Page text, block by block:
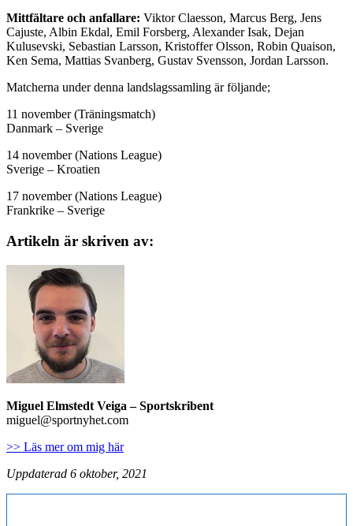
Mittfältare och anfallare: Viktor Claesson, Marcus Berg, Jens
Cajuste, Albin Ekdal, Emil Forsberg, Alexander Isak, Dejan
Kulusevski, Sebastian Larsson, Kristoffer Olsson, Robin Quaison,
Ken Sema, Mattias Svanberg, Gustav Svensson, Jordan Larsson.
Matcherna under denna landslagssamling är följande;
11 november (Träningsmatch)
Danmark – Sverige
14 november (Nations League)
Sverige – Kroatien
17 november (Nations League)
Frankrike – Sverige
Artikeln är skriven av:
Miguel Elmstedt Veiga– Sportskribent
miguel@sportnyhet.com
>> Läs mer om mig här
Uppdaterad 6 oktober, 2021